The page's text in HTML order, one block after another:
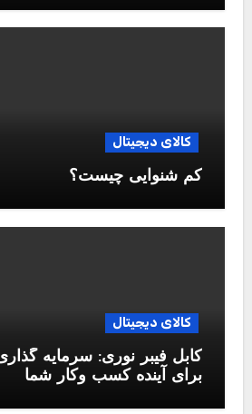
کالای دیجیتال
کم شنوایی چیست؟
کالای دیجیتال
کابل فیبر نوری: سرمایه
برای آینده کسب وکار شما